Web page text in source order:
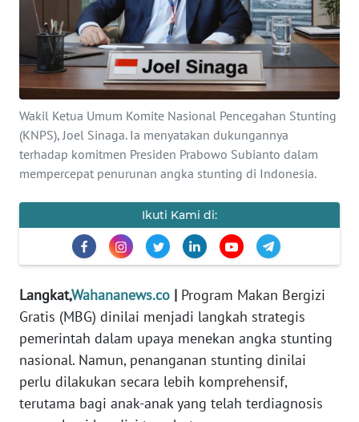
Wakil Ketua Umum Komite Nasional Pencegahan Stunting
(KNPS), Joel Sinaga. Ia menyatakan dukungannya
terhadap komitmen Presiden Prabowo Subianto dalam
mempercepat penurunan angka stunting di Indonesia.
Ikuti Kami di:
Langkat,Wahananews.co | Program Makan Bergizi
Gratis (MBG) dinilai menjadi langkah strategis
pemerintah dalam upaya menekan angka stunting
nasional. Namun, penanganan stunting dinilai
perlu dilakukan secara lebih komprehensif,
terutama bagi anak-anak yang telah terdiagnosis
KONTAK
KAMI
INFO
TENTANG
KAMI
SIBER
KARIR
DISCLAIMER
Wahana